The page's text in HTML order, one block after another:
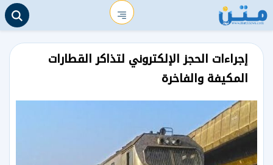
إجراءات الحجز الإلكتروني لتذاكر القطارات
المكيفة والفاخرة